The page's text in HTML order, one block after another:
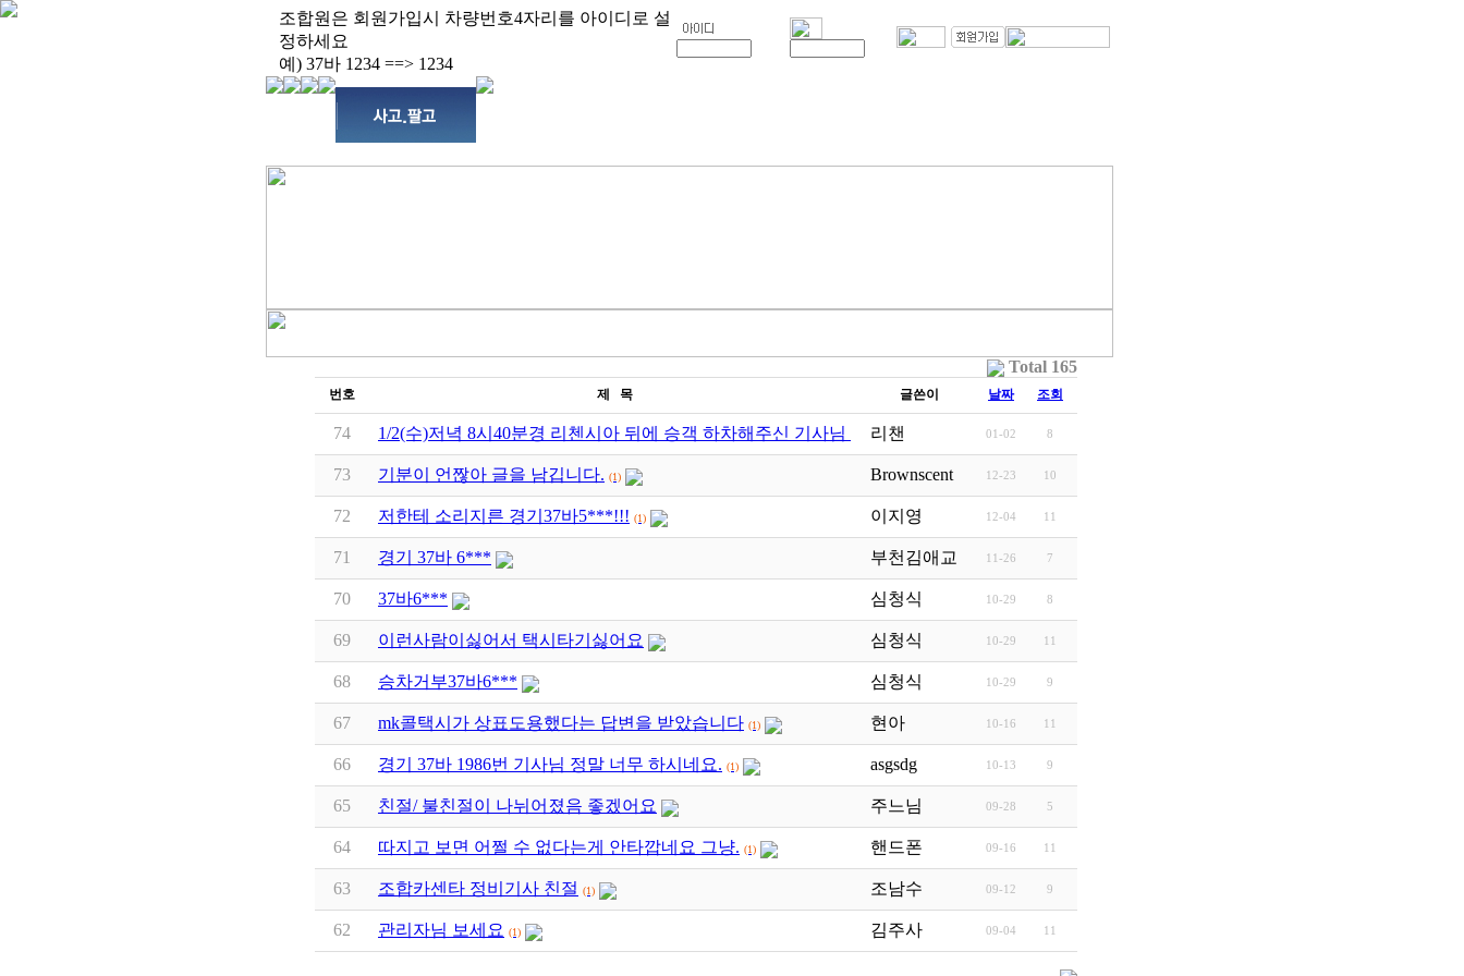
조합원은 회원가입시 차량번호4자리를 아이디로 설
정하세요
예) 37바 1234 ==> 1234
Total 165
번호 제 목 글쓴이 날짜 조회
74 1/2(수)저녁 8시40분경 리첸시아 뒤에 승객 하차해주신 기사님 … (1)
리챈 01-02 8
73 기분이 언짢아 글을 남깁니다. (1) Brownscent 12-23 10
72 저한테 소리지른 경기37바5***!!! (1) 이지영 12-04 11
71 경기 37바 6*** 부천김애교 11-26 7
70 37바6*** 심청식 10-29 8
69 이런사람이싫어서 택시타기싫어요 심청식 10-29 11
68 승차거부37바6*** 심청식 10-29 9
67 mk콜택시가 상표도용했다는 답변을 받았습니다 (1) 현아 10-16 11
66 경기 37바 1986번 기사님 정말 너무 하시네요. (1) asgsdg 10-13 9
65 친절/ 불친절이 나뉘어졌음 좋겠어요 주느님 09-28 5
64 따지고 보면 어쩔 수 없다는게 안타깝네요 그냥. (1) 핸드폰 09-16 11
63 조합카센타 정비기사 친절 (1) 조남수 09-12 9
62 관리자님 보세요 (1) 김주사 09-04 11